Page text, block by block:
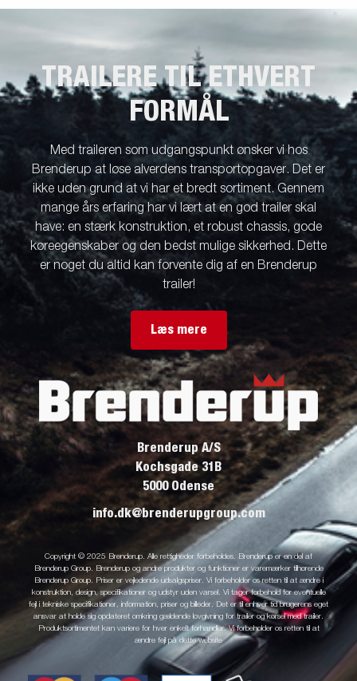
TRAILERE TIL ETHVERT
FORMÅL
Med traileren som udgangspunkt ønsker vi hos
Brenderup at løse alverdens transportopgaver. Det er
ikke uden grund at vi har et bredt sortiment. Gennem
mange års erfaring har vi lært at en god trailer skal
have: en stærk konstruktion, et robust chassis, gode
køreegenskaber og den bedst mulige sikkerhed. Dette
er noget du altid kan forvente dig af en Brenderup
trailer!
Læs mere
Brenderup A/S
Kochsgade 31B
5000 Odense
info.dk@brenderupgroup.com
Copyright © 2025 Brenderup. Alle rettigheder forbeholdes. Brenderup er en del af
Brenderup Group. Brenderup og andre produkter og funktioner er varemærker tilhørende
Brenderup Group. Priser er vejledende udsalgspriser. Vi forbeholder os retten til at ændre i
konstruktion, design, specifikationer og udstyr uden varsel. Vi tager forbehold for eventuelle
fejl i tekniske specifikationer, information, priser og billeder. Det er til enhver tid brugerens eget
ansvar at holde sig opdateret omkring gældende lovgivning for trailer og kørsel med trailer.
Produktsortimentet kan variere for hver enkelt forhandler. Vi forbeholder os retten til at
ændre fejl på dette website